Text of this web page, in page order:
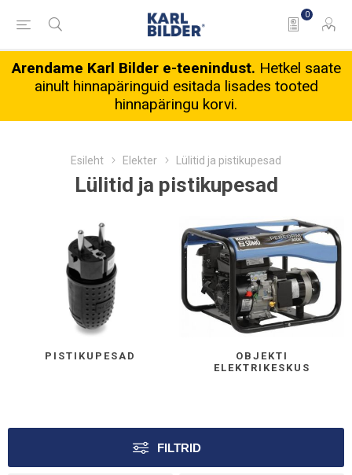
0
Arendame Karl Bilder e-teenindust. Hetkel saate
ainult hinnapäringuid esitada lisades tooted
hinnapäringu korvi.
Esileht Elekter Lülitid ja pistikupesad
Lülitid ja pistikupesad
PISTIKUPESAD
OBJEKTI
ELEKTRIKESKUS
FILTRID